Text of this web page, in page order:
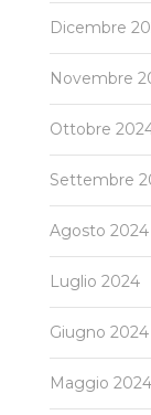
Dicembre
Novembre
Ottobre
Settembre
Agosto 2024
Luglio 2024
Giugno 2024
Maggio 2024